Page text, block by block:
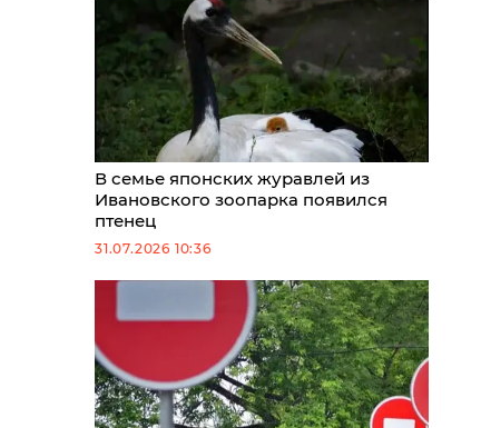
В семье японских журавлей из
Ивановского зоопарка появился
птенец
31.07.2026 10:36